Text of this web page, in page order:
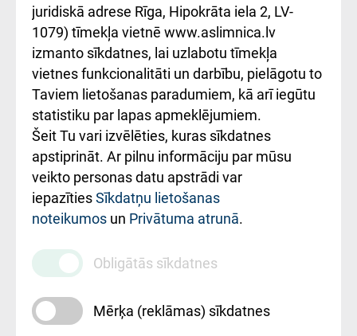
kārtība
Kā pie mums nokļūt
Rēķinu apmaksas
ceļvedis
Rekvizīti un
ārstniecības
iestādes kods
010000234
Maksas
pakalpojumu
cenrādis
Україною
juridiskā adrese Rīga, Hipokrāta iela 2, LV-
1079) tīmekļa vietnē www.aslimnica.lv
izmanto sīkdatnes, lai uzlabotu tīmekļa
vietnes funkcionalitāti un darbību, pielāgotu to
Taviem lietošanas paradumiem, kā arī iegūtu
statistiku par lapas apmeklējumiem.
Šeit Tu vari izvēlēties, kuras sīkdatnes
apstiprināt. Ar pilnu informāciju par mūsu
veikto personas datu apstrādi var
iepazītiesSīkdatņu lietošanas
noteikumos un Privātuma atrunā.
Obligātās sīkdatnes
Mērķa (reklāmas) sīkdatnes